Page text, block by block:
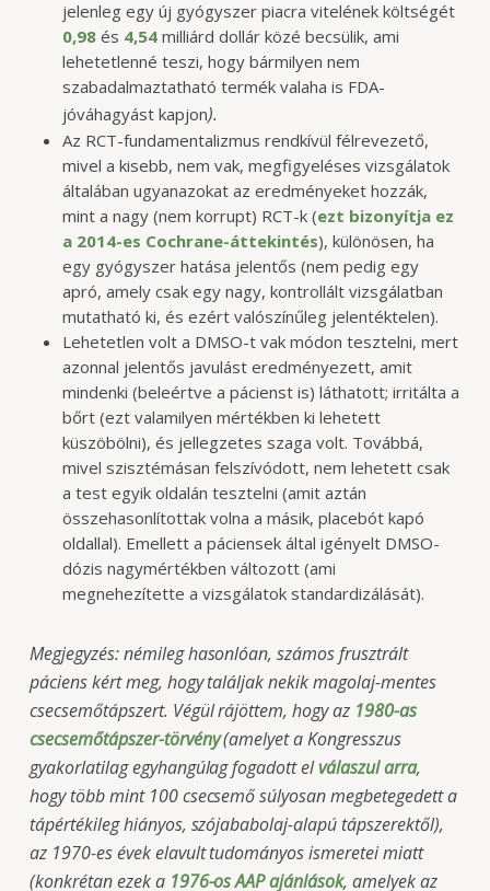
jelenleg egy új gyógyszer piacra vitelének költségét
0,98és 4,54milliárd dollár közé becsülik, ami
lehetetlenné teszi, hogy bármilyen nem
szabadalmaztatható termék valaha is FDA-
jóváhagyást kapjon).
Az RCT-fundamentalizmus rendkívül félrevezető,
mivel a kisebb, nem vak, megfigyeléses vizsgálatok
általában ugyanazokat az eredményeket hozzák,
mint a nagy (nem korrupt) RCT-k (ezt bizonyítja ez
a 2014-es Cochrane-áttekintés), különösen, ha
egy gyógyszer hatása jelentős (nem pedig egy
apró, amely csak egy nagy, kontrollált vizsgálatban
mutatható ki, és ezért valószínűleg jelentéktelen).
Lehetetlen volt a DMSO-t vak módon tesztelni, mert
azonnal jelentős javulást eredményezett, amit
mindenki (beleértve a pácienst is) láthatott; irritálta a
bőrt (ezt valamilyen mértékben ki lehetett
küszöbölni), és jellegzetes szaga volt. Továbbá,
mivel szisztémásan felszívódott, nem lehetett csak
a test egyik oldalán tesztelni (amit aztán
összehasonlítottak volna a másik, placebót kapó
oldallal). Emellett a páciensek által igényelt DMSO-
dózis nagymértékben változott (ami
megnehezítette a vizsgálatok standardizálását).
Megjegyzés: némileg hasonlóan, számos frusztrált
páciens kért meg, hogy találjak nekik magolaj-mentes
csecsemőtápszert. Végül rájöttem, hogy az 1980-as
csecsemőtápszer-törvény(amelyet a Kongresszus
gyakorlatilag egyhangúlag fogadott elválaszul arra,
hogy több mint 100 csecsemő súlyosan megbetegedett a
tápértékileg hiányos, szójababolaj-alapú tápszerektől),
az 1970-es évek elavult tudományos ismeretei miatt
(konkrétan ezek a 1976-os AAP ajánlások, amelyek az